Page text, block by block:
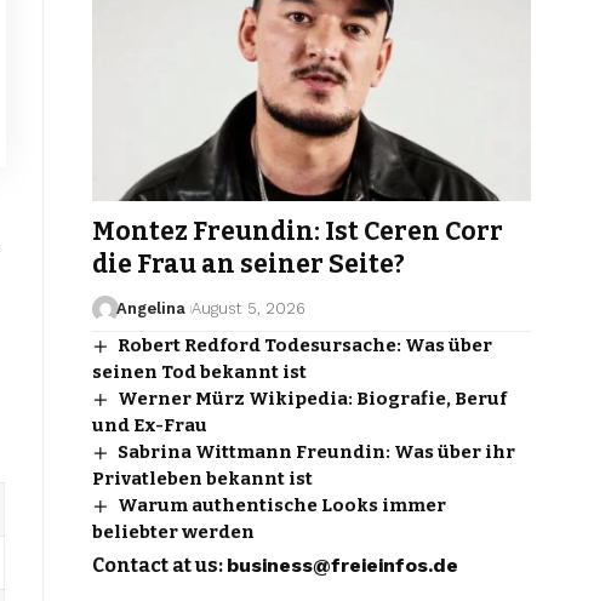
Montez Freundin: Ist Ceren Corr
die Frau an seiner Seite?
Angelina August 5, 2026
Robert Redford Todesursache: Was über
seinen Tod bekannt ist
Werner Mürz Wikipedia: Biografie, Beruf
und Ex-Frau
Sabrina Wittmann Freundin: Was über ihr
Privatleben bekannt ist
Warum authentische Looks immer
beliebter werden
Contact at us: business@freieinfos.de